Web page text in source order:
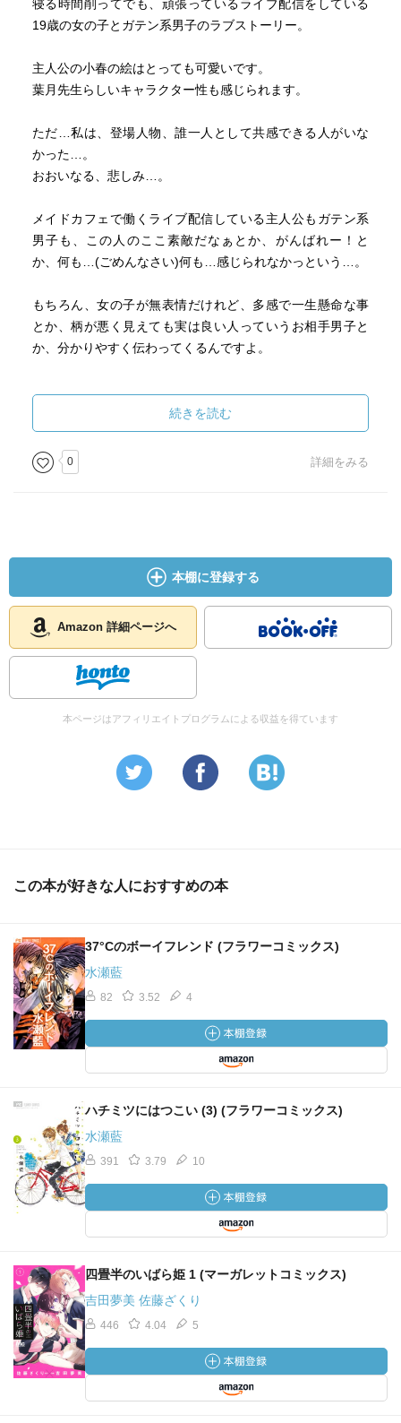
寝る時間削ってでも、頑張っているライブ配信をしている
19歳の女の子とガテン系男子のラブストーリー。
主人公の小春の絵はとっても可愛いです。
葉月先生らしいキャラクター性も感じられます。
ただ…私は、登場人物、誰一人として共感できる人がいな
かった…。
おおいなる、悲しみ…。
メイドカフェで働くライブ配信している主人公もガテン系
男子も、この人のここ素敵だなぁとか、がんばれー！と
か、何も…(ごめんなさい)何も…感じられなかっという…。
もちろん、女の子が無表情だけれど、多感で一生懸命な事
とか、柄が悪く見えても実は良い人っていうお相手男子と
か、分かりやすく伝わってくるんですよ。
葉月先生作品だから読もうかなと購入したものの、あらす
じに心惹かれず、お相手男子の絵柄にもときめかず、ずっ
と積読になっていたくらい。
続きを読む
0 詳細をみる
本棚に登録する
Amazon 詳細ページへ
本ページはアフィリエイトプログラムによる収益を得ています
この本が好きな人におすすめの本
37°Cのボーイフレンド (フラワーコミックス)
水瀬藍
82 3.52 4
ハチミツにはつこい (3) (フラワーコミックス)
水瀬藍
391 3.79 10
四畳半のいばら姫 1 (マーガレットコミックス)
吉田夢美 佐藤ざくり
446 4.04 5